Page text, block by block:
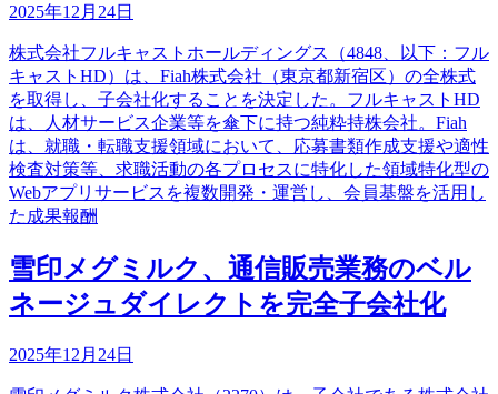
2025年12月24日
株式会社フルキャストホールディングス（4848、以下：フル
キャストHD）は、Fiah株式会社（東京都新宿区）の全株式
を取得し、子会社化することを決定した。フルキャストHD
は、人材サービス企業等を傘下に持つ純粋持株会社。Fiah
は、就職・転職支援領域において、応募書類作成支援や適性
検査対策等、求職活動の各プロセスに特化した領域特化型の
Webアプリサービスを複数開発・運営し、会員基盤を活用し
た成果報酬
雪印メグミルク、通信販売業務のベル
ネージュダイレクトを完全子会社化
2025年12月24日